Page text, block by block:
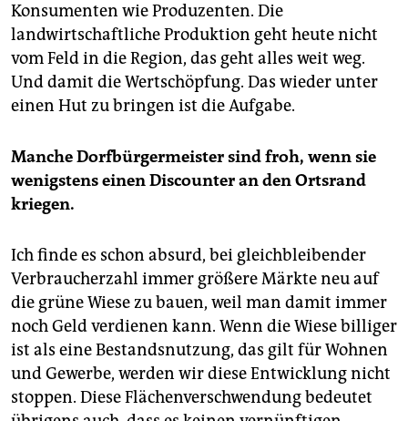
Konsumenten wie Produzenten. Die
landwirtschaftliche Produktion geht heute nicht
vom Feld in die Region, das geht alles weit weg.
Und damit die Wertschöpfung. Das wieder unter
einen Hut zu bringen ist die Aufgabe.
Manche Dorfbürgermeister sind froh, wenn sie
wenigstens einen Discounter an den Ortsrand
kriegen.
Ich finde es schon absurd, bei gleichbleibender
Verbraucherzahl immer größere Märkte neu auf
die grüne Wiese zu bauen, weil man damit immer
noch Geld verdienen kann. Wenn die Wiese billiger
ist als eine Bestandsnutzung, das gilt für Wohnen
und Gewerbe, werden wir diese Entwicklung nicht
stoppen. Diese Flächenverschwendung bedeutet